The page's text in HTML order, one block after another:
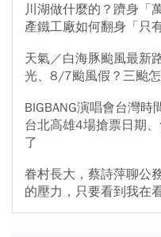
川湖做什麼的？躋身「
產鐵工廠如何翻身「只
天氣／白海豚颱風最新
光、8/7颱風假？三颱
BIGBANG演唱會台灣
台北高雄4場搶票日期
了
眷村長大，蔡詩萍聊公
的壓力，只要看到我在